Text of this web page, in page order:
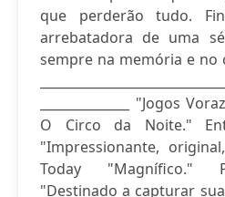
que perderão tudo.
arrebatadora de uma
sempre na memória e no
______________ "Jogos
O Circo da Noite."
"Impressionante,
Today "Magnífico."
"Destinado a capturar